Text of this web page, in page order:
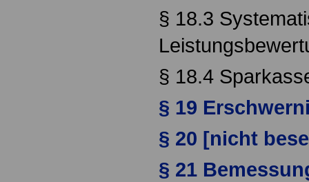
§ 18.3
§ 18.4
§ 19
§ 20 [nicht
§ 21